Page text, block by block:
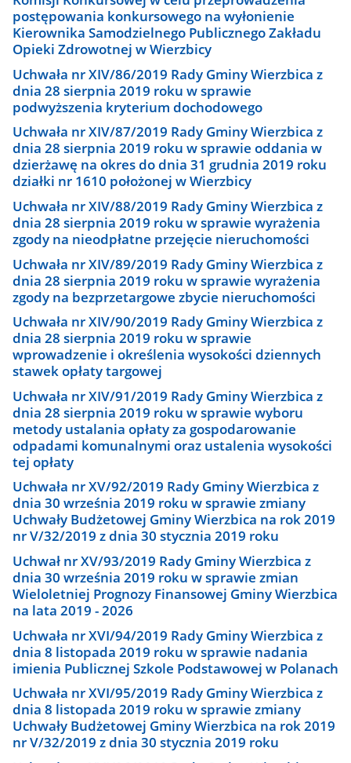
postępowania konkursowego na wyłonienie
Kierownika Samodzielnego Publicznego Zakładu
Opieki Zdrowotnej w Wierzbicy
Uchwała nr XIV/86/2019 Rady Gminy Wierzbica z
dnia 28 sierpnia 2019 roku w sprawie
podwyższenia kryterium dochodowego
Uchwała nr XIV/87/2019 Rady Gminy Wierzbica z
dnia 28 sierpnia 2019 roku w sprawie oddania w
dzierżawę na okres do dnia 31 grudnia 2019 roku
działki nr 1610 położonej w Wierzbicy
Uchwała nr XIV/88/2019 Rady Gminy Wierzbica z
dnia 28 sierpnia 2019 roku w sprawie wyrażenia
zgody na nieodpłatne przejęcie nieruchomości
Uchwała nr XIV/89/2019 Rady Gminy Wierzbica z
dnia 28 sierpnia 2019 roku w sprawie wyrażenia
zgody na bezprzetargowe zbycie nieruchomości
Uchwała nr XIV/90/2019 Rady Gminy Wierzbica z
dnia 28 sierpnia 2019 roku w sprawie
wprowadzenie i określenia wysokości dziennych
stawek opłaty targowej
Uchwała nr XIV/91/2019 Rady Gminy Wierzbica z
dnia 28 sierpnia 2019 roku w sprawie wyboru
metody ustalania opłaty za gospodarowanie
odpadami komunalnymi oraz ustalenia wysokości
tej opłaty
Uchwała nr XV/92/2019 Rady Gminy Wierzbica z
dnia 30 września 2019 roku w sprawie zmiany
Uchwały Budżetowej Gminy Wierzbica na rok 2019
nr V/32/2019 z dnia 30 stycznia 2019 roku
Uchwał nr XV/93/2019 Rady Gminy Wierzbica z
dnia 30 września 2019 roku w sprawie zmian
Wieloletniej Prognozy Finansowej Gminy Wierzbica
na lata 2019 - 2026
Uchwała nr XVI/94/2019 Rady Gminy Wierzbica z
dnia 8 listopada 2019 roku w sprawie nadania
imienia Publicznej Szkole Podstawowej w Polanach
Uchwała nr XVI/95/2019 Rady Gminy Wierzbica z
dnia 8 listopada 2019 roku w sprawie zmiany
Uchwały Budżetowej Gminy Wierzbica na rok 2019
nr V/32/2019 z dnia 30 stycznia 2019 roku